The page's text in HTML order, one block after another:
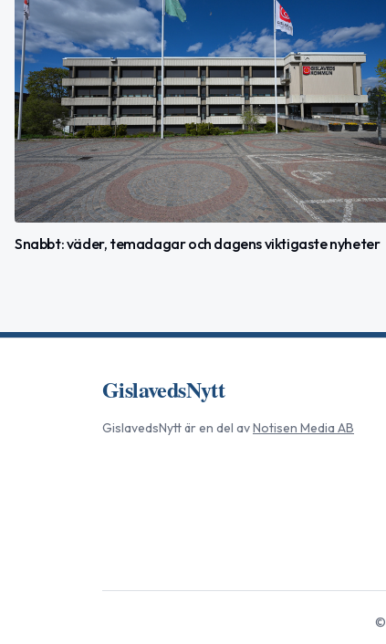
Snabbt: väder, temadagar och dagens viktigaste nyheter
GislavedsNytt
GislavedsNyttär en del avNotisen Media AB
©